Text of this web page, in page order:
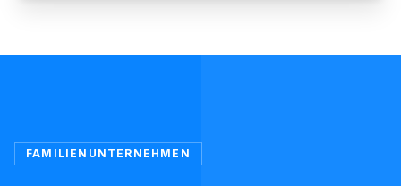
FAMILIENUNTERNEHMEN